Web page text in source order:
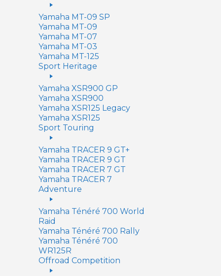
Yamaha MT-09 SP
Yamaha MT-09
Yamaha MT-07
Yamaha MT-03
Yamaha MT-125
Sport Heritage
Yamaha XSR900 GP
Yamaha XSR900
Yamaha XSR125 Legacy
Yamaha XSR125
Sport Touring
Yamaha TRACER 9 GT+
Yamaha TRACER 9 GT
Yamaha TRACER 7 GT
Yamaha TRACER 7
Adventure
Yamaha Ténéré 700 World
Raid
Yamaha Ténéré 700 Rally
Yamaha Ténéré 700
WR125R
Offroad Competition